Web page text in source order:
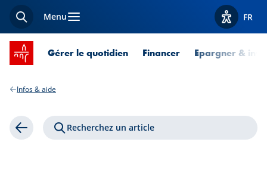
Recherche
Menu Afficher
FR
Accueil SPUERKEESS
Gérer le quotidien Financer Epargner &
Infos & aide
Retour Recherchez un article